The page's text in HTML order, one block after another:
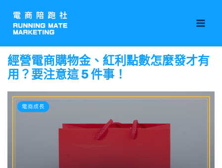
要
經營電商購物金、紅利點數怎麼發才有
用？要注意這 5 件事！